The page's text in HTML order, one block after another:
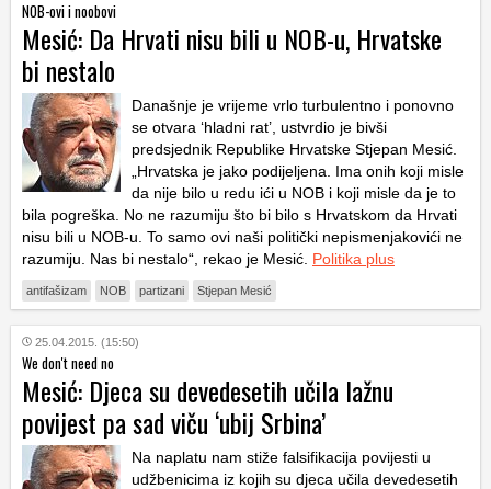
NOB-ovi i noobovi
Mesić: Da Hrvati nisu bili u NOB-u, Hrvatske
bi nestalo
Današnje je vrijeme vrlo turbulentno i ponovno
se otvara ‘hladni rat’, ustvrdio je bivši
predsjednik Republike Hrvatske Stjepan Mesić.
„Hrvatska je jako podijeljena. Ima onih koji misle
da nije bilo u redu ići u NOB i koji misle da je to
bila pogreška. No ne razumiju što bi bilo s Hrvatskom da Hrvati
nisu bili u NOB-u. To samo ovi naši politički nepismenjakovići ne
razumiju. Nas bi nestalo“, rekao je Mesić. Politika plus
antifašizam NOB partizani Stjepan Mesić
25.04.2015. (15:50)
We don't need no
Mesić: Djeca su devedesetih učila lažnu
povijest pa sad viču ‘ubij Srbina’
Na naplatu nam stiže falsifikacija povijesti u
udžbenicima iz kojih su djeca učila devedesetih